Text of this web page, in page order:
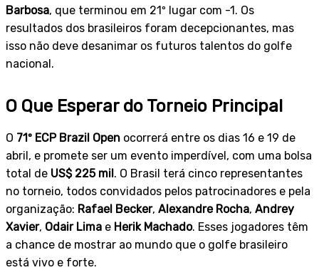
Barbosa, que terminou em 21º lugar com -1. Os
resultados dos brasileiros foram decepcionantes, mas
isso não deve desanimar os futuros talentos do golfe
nacional.
O Que Esperar do Torneio Principal
O 71º ECP Brazil Open ocorrerá entre os dias 16 e 19 de
abril, e promete ser um evento imperdível, com uma bolsa
total de US$ 225 mil. O Brasil terá cinco representantes
no torneio, todos convidados pelos patrocinadores e pela
organização: Rafael Becker, Alexandre Rocha, Andrey
Xavier, Odair Lima e Herik Machado. Esses jogadores têm
a chance de mostrar ao mundo que o golfe brasileiro
está vivo e forte.